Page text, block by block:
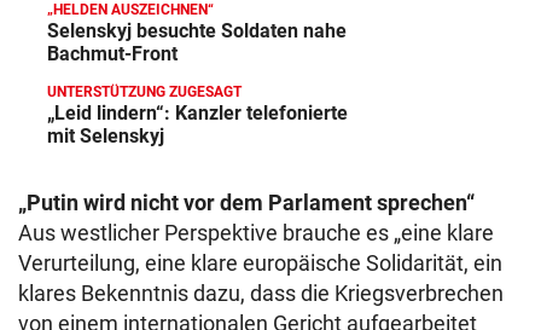
„HELDEN AUSZEICHNEN“
Selenskyj besuchte Soldaten nahe
Bachmut-Front
UNTERSTÜTZUNG ZUGESAGT
„Leid lindern“: Kanzler telefonierte
mit Selenskyj
„Putin wird nicht vor dem Parlament sprechen“
Aus westlicher Perspektive brauche es „eine klare
Verurteilung, eine klare europäische Solidarität, ein
klares Bekenntnis dazu, dass die Kriegsverbrechen
von einem internationalen Gericht aufgearbeitet